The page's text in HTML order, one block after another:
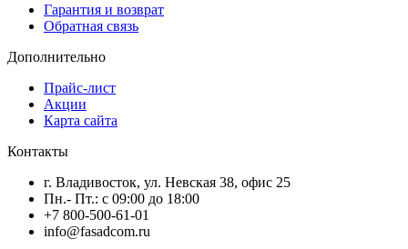
Гарантия и возврат
Обратная связь
Дополнительно
Прайс-лист
Акции
Карта сайта
Контакты
г. Владивосток, ул. Невская 38, офис 25
Пн.- Пт.: с 09:00 до 18:00
+7 800-500-61-01
info@fasadcom.ru